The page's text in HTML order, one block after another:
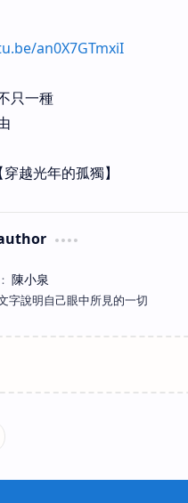
an0X7GTmxiI
只一種
越光年的孤獨】
字說明自己眼中所見的一切